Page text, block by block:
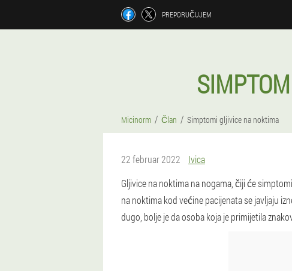
PREPORUČUJEM
Micinorm Član Simptomi gljivice na noktima
22 februar 2022
Ivica
Gljivice na noktima na nogama, čiji će
na noktima kod većine pacijenata se javljaju
dugo, bolje je da osoba koja je primijetila